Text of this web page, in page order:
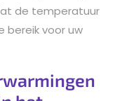
de temperatuur
bereik voor uw